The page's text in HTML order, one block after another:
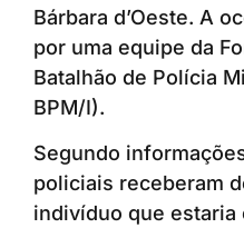
Bárbara d’Oeste. A
por uma equipe da
Batalhão de Polícia
BPM/I).
Segundo
policiais receberam
indivíduo que estaria
Anunciar ou